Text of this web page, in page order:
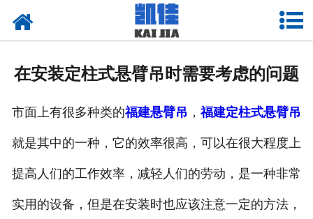
厂房设备
在安装定柱式悬臂吊时需要考虑的问题
市面上有很多种类的福建悬臂吊 ， 福建定柱式悬臂吊
就是其中的一种，它的效率很高，可以在很大程度上
提高人们的工作效率，减轻人们的劳动，是一种非常
实用的设备，但是在安装时也应该注意一定的方法，